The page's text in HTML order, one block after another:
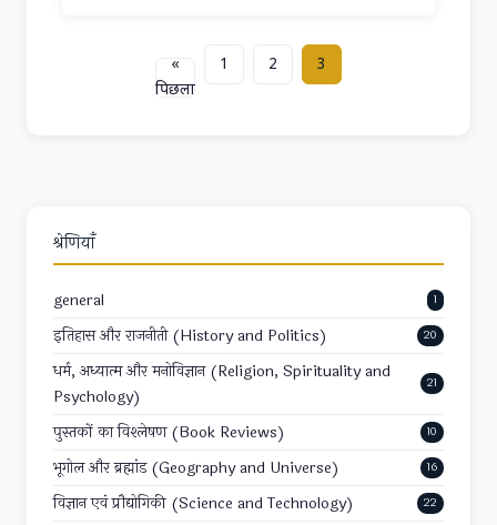
«
पिछला
1 2 3
श्रेणियाँ
general 1
इतिहास और राजनीती (History and Politics) 20
धर्म, अध्यात्म और मनोविज्ञान (Religion, Spirituality and
Psychology)
21
पुस्तकों का विश्लेषण (Book Reviews) 10
भूगोल और ब्रह्मांड (Geography and Universe) 16
विज्ञान एवं प्रौद्योगिकी (Science and Technology) 22